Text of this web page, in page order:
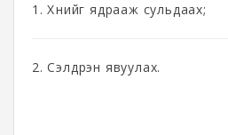
1. Хүнийг ядрааж сульдаах;
2. Сэлдрэн явуулах.